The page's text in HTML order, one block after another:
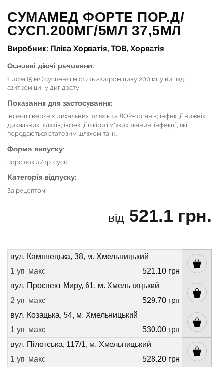
СУМАМЕД ФОРТЕ ПОР.Д/
СУСП.200МГ/5МЛ 37,5МЛ
Виробник: Пліва Хорватія, ТОВ, Хорватія
Основні діючі речовини:
1 доза (5 мл) суспензії містить азитроміцину 200 мг у вигляді
азитроміцину дигідрату
Показання для застосування:
Інфекції верхніх дихальних шляхів та ЛОР-органів; інфекції нижніх
дихальних шляхів; інфекції шкіри і м'яких тканин; інфекції, які
передаються статевим шляхом та ін.
Форма випуску:
порошок д/ор. сусп.
Категорія відпуску:
За рецептом
від 521.1 грн.
вул. Камянецька, 38, м. Хмельницький
1 уп макс
521.10 грн
вул. Проспект Миру, 61, м. Хмельницький
2 уп макс
529.70 грн
вул. Козацька, 54, м. Хмельницький
1 уп макс
530.00 грн
вул. Пілотська, 117/1, м. Хмельницький
1 уп макс
528.20 грн